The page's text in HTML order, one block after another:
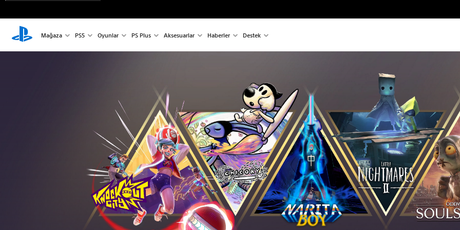
Mağaza PS5 Oyunlar PS Plus Aksesuarlar Haberler Destek